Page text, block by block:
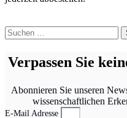
Suchen
nach:
Verpassen Sie
Abonnieren Sie unseren
wissenschaftlichen
E-Mail Adresse